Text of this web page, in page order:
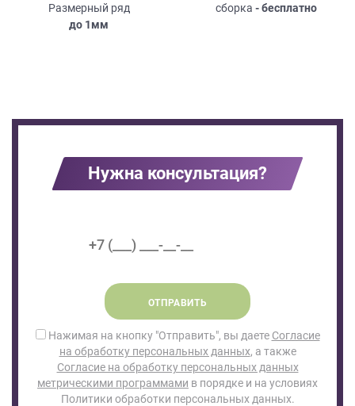
Размерный ряд
до 1мм
сборка - бесплатно
Нужна консультация?
ОТПРАВИТЬ
Нажимая на кнопку "Отправить", вы даете Согласие
на обработку персональных данных, а также
Согласие на обработку персональных данных
метрическими программами в порядке и на условиях
Политики обработки персональных данных.